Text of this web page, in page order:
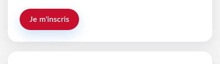
Je m'inscris